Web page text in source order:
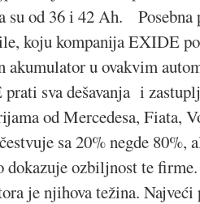
su od 36 i 42 Ah.
koju kompanija EXIDE
akumulator u ovakvim
sva dešavanja i
od Mercedesa, Fiata,
sa 20% negde 80%,
dokazuje ozbiljnost te firme.
je njihova težina.